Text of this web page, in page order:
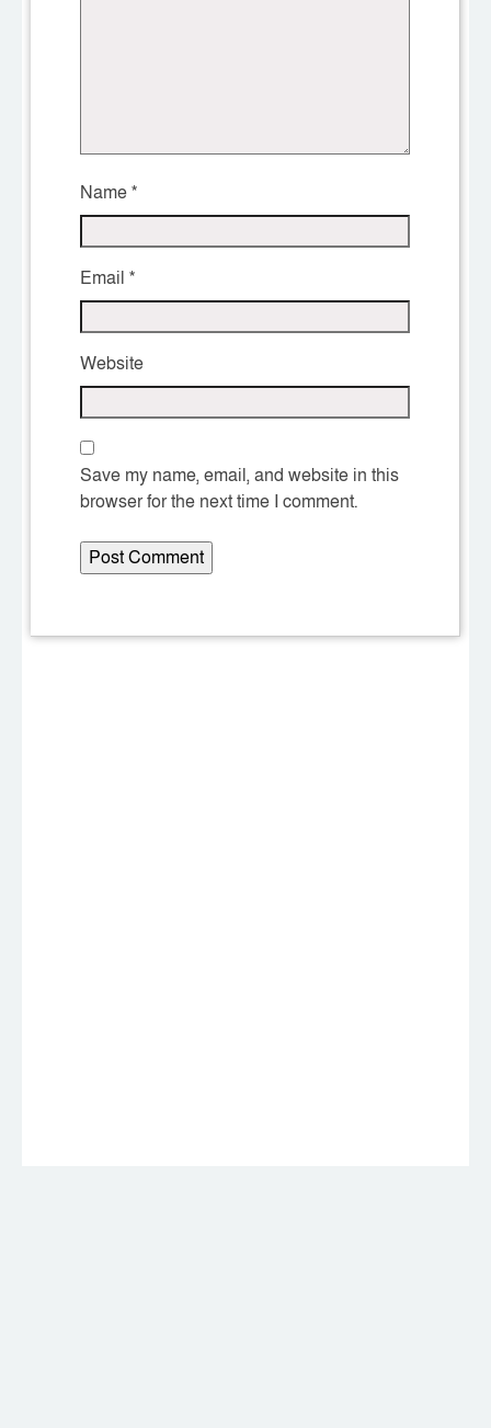
Name*
Email *
Website
Save my name, email, and website in this
browser for the next time I comment.